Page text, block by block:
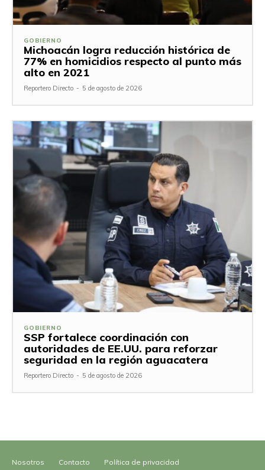
GOBIERNO
Michoacán logra reducción histórica de
77% en homicidios respecto al punto más
alto en 2021
Reportero Directo - 5 de agosto de 2026
GOBIERNO
SSP fortalece coordinación con
autoridades de EE.UU. para reforzar
seguridad en la región aguacatera
Reportero Directo - 5 de agosto de 2026
Nosotros Contacto Política de privacidad